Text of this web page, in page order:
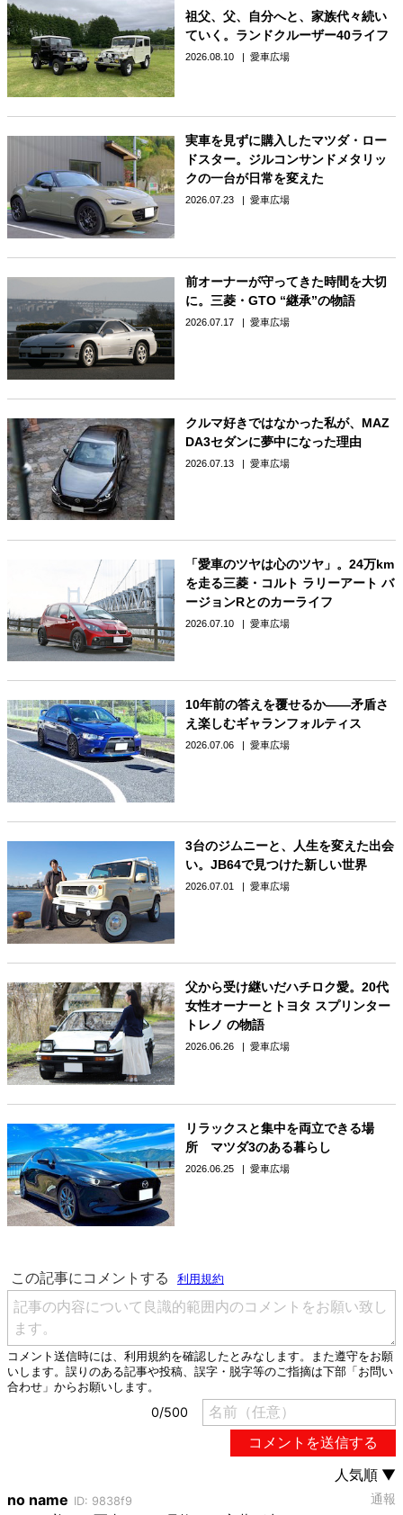
祖父、父、自分へと、家族代々続い
ていく。ランドクルーザー40ライフ
2026.08.10 愛車広場
実車を見ずに購入したマツダ・ロー
ドスター。ジルコンサンドメタリッ
クの一台が日常を変えた
2026.07.23 愛車広場
前オーナーが守ってきた時間を大切
に。三菱・GTO “継承”の物語
2026.07.17 愛車広場
クルマ好きではなかった私が、MAZ
DA3セダンに夢中になった理由
2026.07.13 愛車広場
「愛車のツヤは心のツヤ」。24万km
を走る三菱・コルト ラリーアート バ
ージョンRとのカーライフ
2026.07.10 愛車広場
10年前の答えを覆せるか――矛盾さ
え楽しむギャランフォルティス
2026.07.06 愛車広場
3台のジムニーと、人生を変えた出会
い。JB64で見つけた新しい世界
2026.07.01 愛車広場
父から受け継いだハチロク愛。20代
女性オーナーとトヨタ スプリンター
トレノ の物語
2026.06.26 愛車広場
リラックスと集中を両立できる場
所 マツダ3のある暮らし
2026.06.25 愛車広場